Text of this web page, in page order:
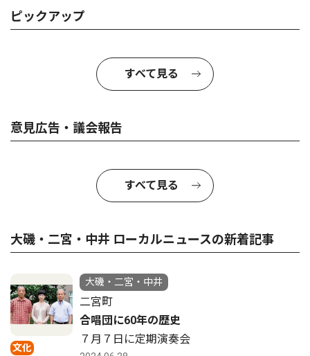
ピックアップ
すべて見る
意見広告・議会報告
すべて見る
大磯・二宮・中井 ローカルニュースの新着記事
文化
大磯・二宮・中井
二宮町
合唱団に60年の歴史
７月７日に定期演奏会